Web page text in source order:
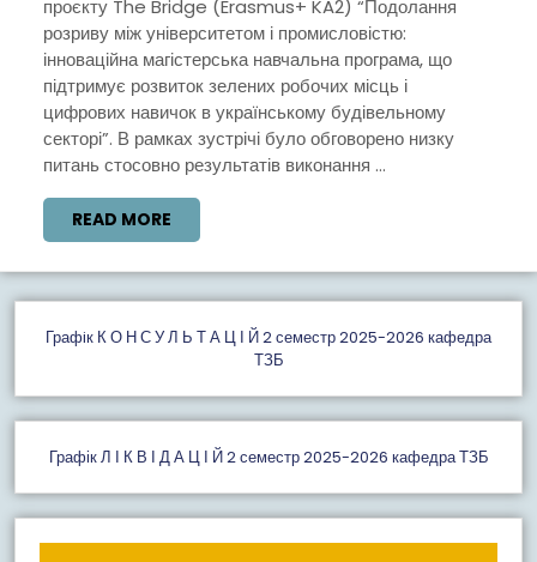
ПРОЄКТУ
THE
BRIDGE
проєкту The Bridge (Erasmus+ KA2) “Подолання
розриву між університетом і промисловістю:
інноваційна магістерська навчальна програма, що
підтримує розвиток зелених робочих місць і
цифрових навичок в українському будівельному
секторі”. В рамках зустрічі було обговорено низку
питань стосовно результатів виконання ...
READ MORE
MORE
Графiк К О Н С У Л Ь Т А Ц І Й 2 семестр 2025-2026 кафедра
ТЗБ
Графік Л І К В І Д А Ц І Й 2 семестр 2025-2026 кафедра ТЗБ